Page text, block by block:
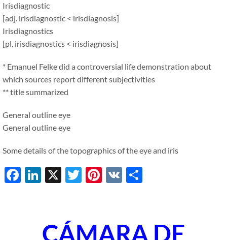
Irisdiagnostic
[adj. irisdiagnostic < irisdiagnosis]
Irisdiagnostics
[pl. irisdiagnostics < irisdiagnosis]
* Emanuel Felke did a controversial life demonstration about
which sources report different subjectivities
** title summarized
General outline eye
General outline eye
Some details of the topographics of the eye and iris
Facebook
LinkedIn
X Twitter
Pinterest
VK
CÁMARA DE